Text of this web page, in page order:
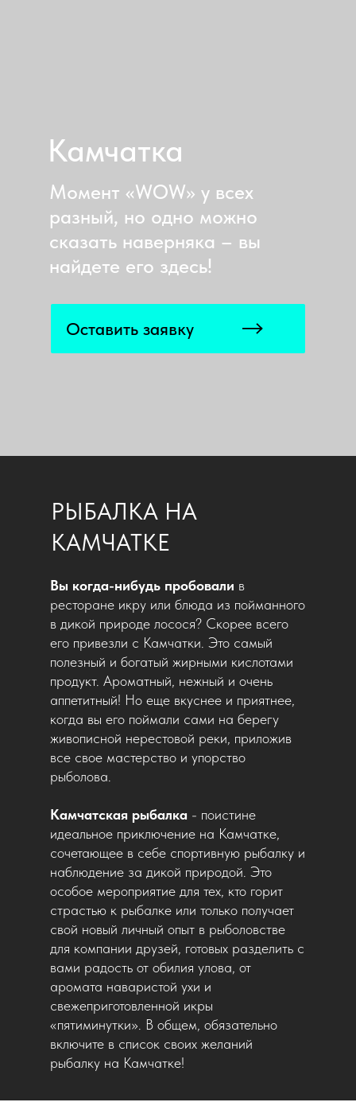
Момент «WOW» у всех
разный, но одно можно
сказать наверняка – вы
найдете его здесь!
Оставить заявку
Камчатка
Вы когда-нибудь пробовали в
ресторане икру или блюда из пойманного
в дикой природе лосося? Скорее всего
его привезли с Камчатки. Это самый
полезный и богатый жирными кислотами
продукт. Ароматный, нежный и очень
аппетитный! Но еще вкуснее и приятнее,
когда вы его поймали сами на берегу
живописной нерестовой реки, приложив
все свое мастерство и упорство
рыболова.
Камчатская рыбалка - поистине
идеальное приключение на Камчатке,
сочетающее в себе спортивную рыбалку и
наблюдение за дикой природой. Это
особое мероприятие для тех, кто горит
страстью к рыбалке или только получает
свой новый личный опыт в рыболовстве
для компании друзей, готовых разделить с
вами радость от обилия улова, от
аромата наваристой ухи и
свежеприготовленной икры
«пятиминутки». В общем, обязательно
включите в список своих желаний
рыбалку на Камчатке!
РЫБАЛКА НА
КАМЧАТКЕ